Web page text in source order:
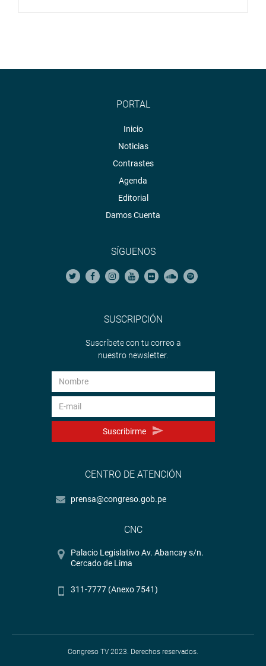
PORTAL
Inicio
Noticias
Contrastes
Agenda
Editorial
Damos Cuenta
SÍGUENOS
SUSCRIPCIÓN
Suscríbete con tu correo a
nuestro newsletter.
Suscribirme
CENTRO DE ATENCIÓN
prensa@congreso.gob.pe
CNC
Palacio Legislativo Av. Abancay s/n.
Cercado de Lima
311-7777 (Anexo 7541)
Congreso TV 2023. Derechos reservados.